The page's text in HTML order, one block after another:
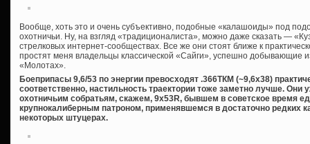
Вообще, хоть это и очень субъективно, подобные «калашоиды» под
охотничьи. Ну, на взгляд «традиционалиста», можно даже сказать —
стрелковых интернет-сообществах. Все же они стоят ближе к
простят меня владельцы классической «Сайги», успешно добывающие
«Молотах».
Боеприпасы 9,6/53 по энергии превосходят .366ТКМ (~9,6х38)
соответственно, настильность траектории тоже заметно лучше. Они
охотничьим собратьям, скажем, 9х53R, бывшем в советское время
крупнокалиберным патроном, применявшемся в достаточно редких
некоторых штуцерах.